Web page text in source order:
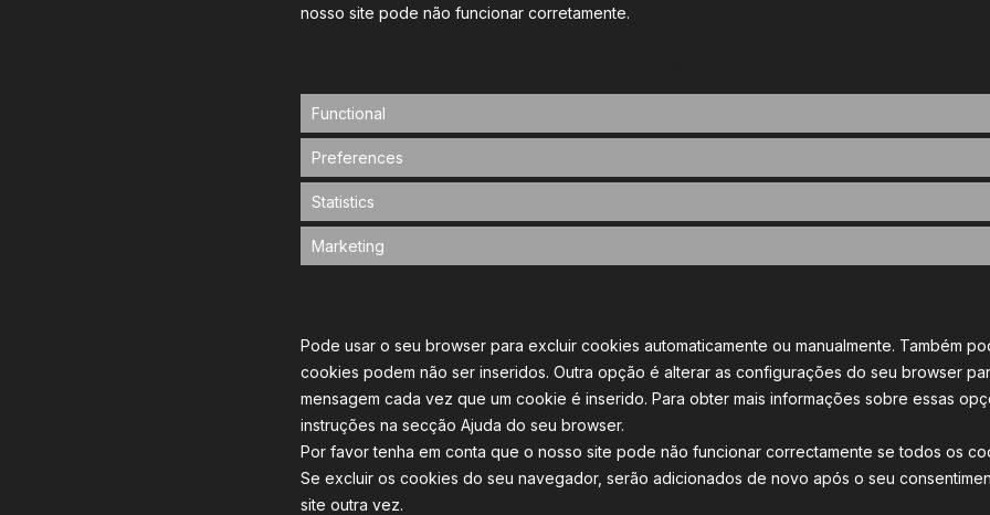
nosso site pode não funcionar corretamente.
Functional
Preferences
Statistics
Marketing
Pode usar o seu browser para excluir cookies automaticamente ou manualmente. Também
cookies podem não ser inseridos. Outra opção é alterar as configurações do seu browser
mensagem cada vez que um cookie é inserido. Para obter mais informações sobre essas
instruções na secção Ajuda do seu browser.
Por favor tenha em conta que o nosso site pode não funcionar correctamente se todos os
Se excluir os cookies do seu navegador, serão adicionados de novo após o seu
site outra vez.